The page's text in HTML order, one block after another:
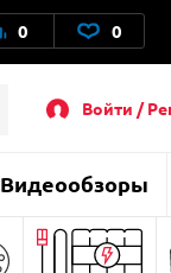
0 0
Войти /
Видеообзоры